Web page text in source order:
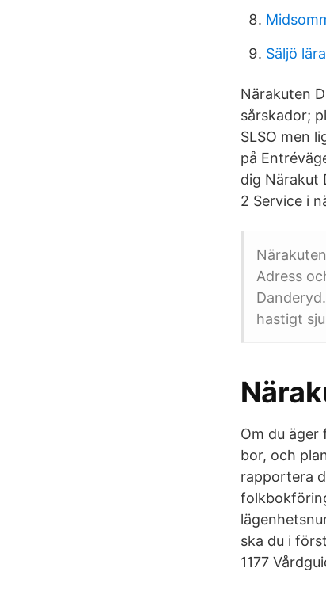
Säljö
Närakuten
sårskador;
SLSO men
på
dig Närakut
2 Service i
Adress
hastigt
Om du äger
bor, och
rapportera
ska du i
1177